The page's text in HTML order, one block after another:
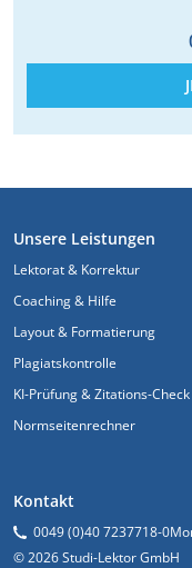
FUSSZEILE
Unsere Leistungen
Lektorat & Korrektur
Coaching & Hilfe
Layout & Formatierung
Plagiatskontrolle
KI-Prüfung & Zitations-Check
Normseitenrechner
Kontakt
0049 (0)40 7237718-0
© 2026 Studi-Lektor GmbH